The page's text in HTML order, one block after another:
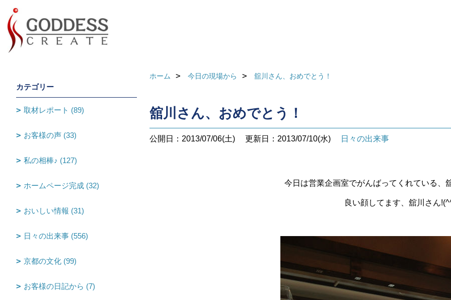
ホーム 今日の現場から 舘川さん、おめでとう！
舘川さん、おめでとう！
公開日：2013/07/06(土) 更新日：2013/07/10(水) 日々の出来事
今日は営業企画室でがんばってくれている、
良い顔してます、舘川さん
カテゴリー
取材レポート (89)
お客様の声 (33)
私の相棒♪ (127)
ホームページ完成 (32)
おいしい情報 (31)
日々の出来事 (556)
京都の文化 (99)
お客様の日記から (7)